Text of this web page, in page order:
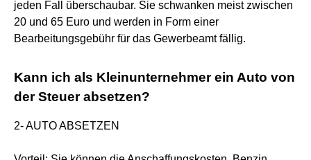
jeden Fall überschaubar. Sie schwanken meist zwischen
20 und 65 Euro und werden in Form einer
Bearbeitungsgebühr für das Gewerbeamt fällig.
Kann ich als Kleinunternehmer ein Auto von
der Steuer absetzen?
2- AUTO ABSETZEN